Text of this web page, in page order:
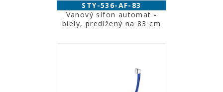
STY-536-AF-83
Vanový sifon automat -
biely, predlžený na 83 cm